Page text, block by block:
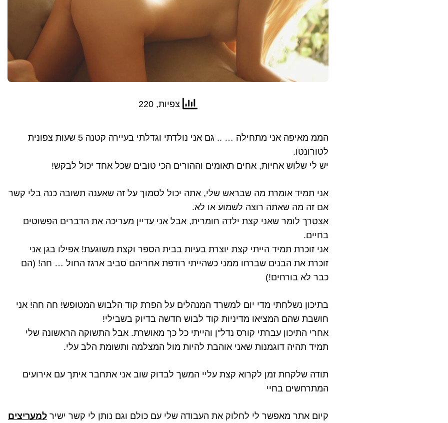
צפיות, 220
הממ מאיפה אני מתחילה … .. גם אני נולדתי וגדלתי בעיירה קטנה 5 שעות צפונית
לטורונטו.
יש לי שלוש אחיות, אחים תאומים וההורים הכי טובים שכל אחד יכול לבקש!
אני תמיד אומרת מה שבראש שלי, אתה יכול לסמוך על זה שאענה תשובה כנה בלי קשר
אם זה מה שאתה רוצה לשמוע או לא.
אצטרך לומר שאני קצת ילדה חומרית, אבל אני עדיין מעריכה את הדברים הפשוטים
בחיים.
אני זוכרת תמיד הייתי קצת יוצרת בעיות בבית הספר וקצת משוגעת! אפילו בגן אני
זוכרת את הבנים שברחו ממני כשהייתי רודפת אחריהם סביב ארגז החול … חה! (הם
כבר לא בורחים!)
בתיכון נשלחתי מדי יום למשרד המנהלים על הפרת קוד הלבוש המטופש! חה חה! אני
חושבת שהם המציאו מדיניות קוד לבוש חדשה בדיוק בשבילי!
אחרי התיכון עברתי קורס נדל"ן והייתי כל כך מאושרת. אבל התשוקה הראשונה שלי
תמיד תהיה דוגמנות שאני אוהבת להיות מול המצלמה ותשומת הלב עלי.
תודה שלקחת זמן לקרוא קצת עליי המשך לבדוק שוב אני אתחבר איתך עם אירועים
המתרחשים בחיי
קיום אתר מאפשר לי לחלוק את העבודה שלי עם כולם וגם נותן לי קשר ישיר למעריצים